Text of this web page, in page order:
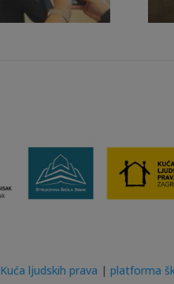
Kuća ljudskih prava |platforma